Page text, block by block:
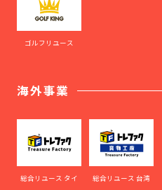
ゴルフリユース
海外事業
総合リユース タイ 総合リユース 台湾